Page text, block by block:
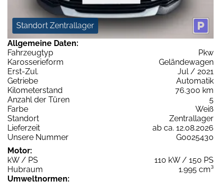
Standort Zentrallager
Allgemeine Daten:
Fahrzeugtyp
Pkw
Karosserieform
Geländewagen
Erst-Zul.
Jul / 2021
Getriebe
Automatik
Kilometerstand
76.300 km
Anzahl der Türen
5
Farbe
Weiß
Standort
Zentrallager
Lieferzeit
ab ca. 12.08.2026
Unsere Nummer
G0025430
Motor:
kW / PS
110 kW / 150 PS
Hubraum
1.995 cm³
Umweltnormen: